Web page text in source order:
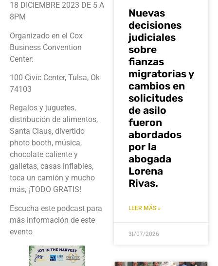
18 DICIEMBRE 2023 DE 5 A
8PM
Organizado en el Cox
Business Convention
Center:
100 Civic Center, Tulsa, Ok
74103
Regalos y juguetes,
distribución de alimentos,
Santa Claus, divertido
photo booth, música,
chocolate caliente y
galletas, casas inflables,
toca un camión y mucho
más, ¡TODO GRATIS!
Escucha este podcast para
más información de este
evento
Nuevas
decisiones
judiciales
sobre
fianzas
migratorias y
cambios en
solicitudes
de asilo
fueron
abordados
por la
abogada
Lorena
Rivas.
LEER MÁS »
31/07/2026